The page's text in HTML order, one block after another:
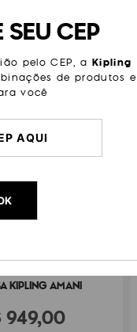
ONLINE
KIPLING AMANI
949,00
SEU CEP
pelo CEP, a Kipling
de produtos e
você